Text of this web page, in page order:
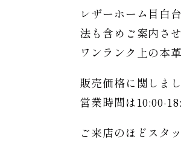
レザーホーム目白
法も含めご案内さ
ワンランク上の本
販売価格に関しま
営業時間は10:00-
ご来店のほどスタ